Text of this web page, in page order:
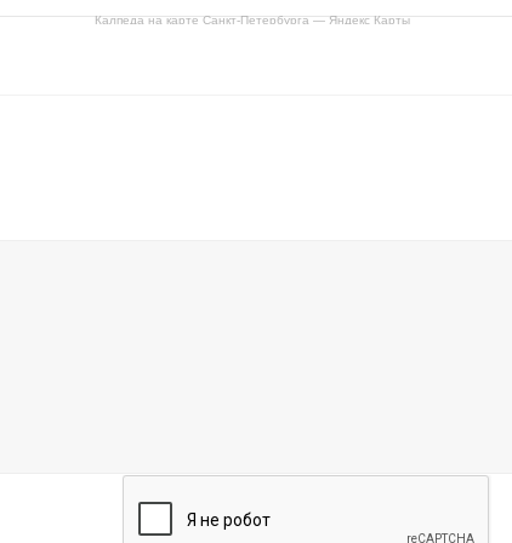
Калпеда на карте Санкт‑Петербурга — Яндекс Карты